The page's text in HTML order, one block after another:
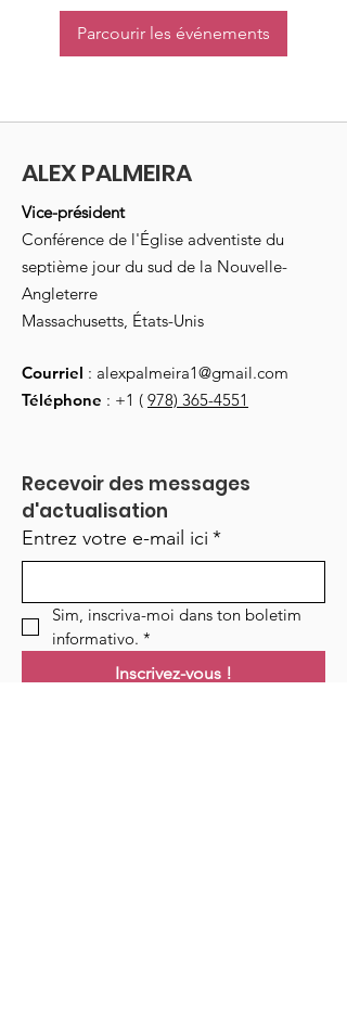
Parcourir les événements
ALEX PALMEIRA
Vice-président
Conférence de l'Église adventiste du
septième jour du sud de la Nouvelle-
Angleterre
Massachusetts, États-Unis
Courriel : alexpalmeira1@gmail.com
Téléphone : +1 ( 978) 365-4551
Recevoir des messages
d'actualisation
Entrez votre e-mail ici *
Sim, inscriva-moi dans ton boletim
informativo. *
Inscrivez-vous !